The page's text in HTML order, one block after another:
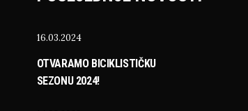
16.03.2024
OTVARAMO BICIKLISTIČKU
SEZONU 2024!